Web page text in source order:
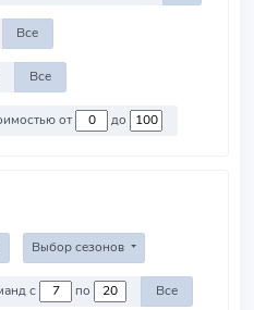
Все
Все
Против команд со стоимостью от до
Выбор сезонов
Против команд с по Все